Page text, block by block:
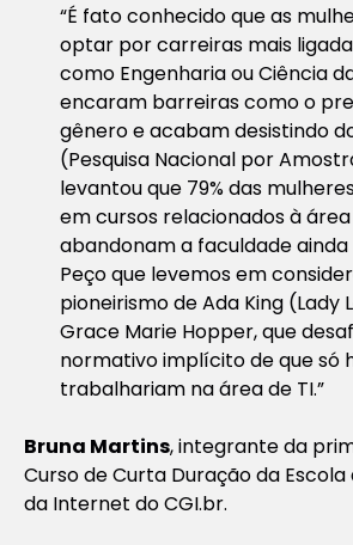
“É fato conhecido que as
optar por carreiras mais
como Engenharia ou Ciência
encaram barreiras como o
gênero e acabam desistindo
(Pesquisa Nacional por
levantou que 79% das
em cursos relacionados à área
abandonam a faculdade
Peço que levemos em
pioneirismo de Ada King (Lady
Grace Marie Hopper, que
normativo implícito de que só
trabalhariam na área de TI.”
Bruna Martins, integrante da
Curso de Curta Duração da
da Internet do CGI.br.